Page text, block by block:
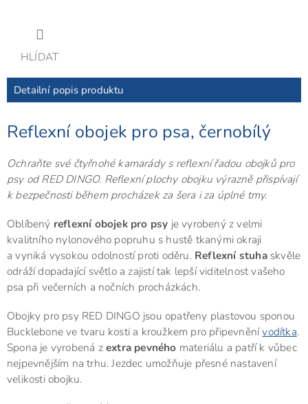
HLÍDAT
Detailní popis produktu
Reflexní obojek pro psa, černobílý
Ochraňte své čtyřnohé kamarády s reflexní řadou obojků pro
psy od RED DINGO. Reflexní plochy obojku výrazně přispívají
k bezpečnosti během procházek za šera i za úplné tmy.
Oblíbený reflexní obojek pro psy je vyrobený z velmi
kvalitního nylonového popruhu s hustě tkanými okraji
a vyniká vysokou odolností proti oděru. Reflexní stuhaskvěle
odráží dopadající světlo a zajistí tak lepší viditelnost vašeho
psa při večerních a nočních procházkách.
Obojky pro psy RED DINGO jsou opatřeny plastovou sponou
Bucklebone ve tvaru kosti a kroužkem pro připevněnívodítka.
Spona je vyrobená zextra pevného materiálu a patří k vůbec
nejpevnějším na trhu. Jezdec umožňuje přesné nastavení
velikosti obojku.